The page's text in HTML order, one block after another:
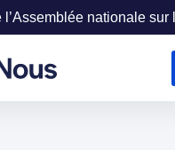
nationale sur